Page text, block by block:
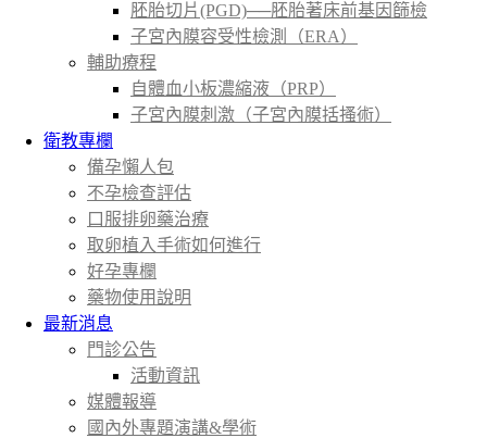
胚胎切片(PGD)──胚胎著床前基因篩檢
子宮內膜容受性檢測（ERA）
輔助療程
自體血小板濃縮液（PRP）
子宮內膜刺激（子宮內膜括搔術）
衛教專欄
備孕懶人包
不孕檢查評估
口服排卵藥治療
取卵植入手術如何進行
好孕專欄
藥物使用說明
最新消息
門診公告
活動資訊
媒體報導
國內外專題演講&學術